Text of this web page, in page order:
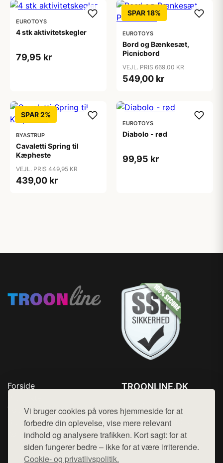
Vi bruger cookies på vores hjemmeside for at
forbedre din oplevelse, vise mere relevant
indhold og analysere trafikken. Kort sagt: for at
siden fungerer bedre – ikke for at være irriterende.
Cookie- og privatlivspolitik.
EUROTOYS
4 stk aktivitetskegler
79,95 kr
SPAR 18%
EUROTOYS
Bord og Bænkesæt,
Picnicbord
VEJL. PRIS 669,00 KR
549,00 kr
SPAR 2%
BYASTRUP
Cavaletti Spring til
Kæpheste
VEJL. PRIS 449,95 KR
439,00 kr
EUROTOYS
Diabolo - rød
99,95 kr
Forside
Top Rabatter
Blog
Kontakt
TROONLINE.DK
Mail: hej@want.dk
Cookie- og privatlivspolitik